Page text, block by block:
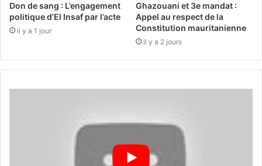
Don de sang : L’engagement
politique d’El Insaf par l’acte
il y a 1 jour
Ghazouani et 3e mandat :
Appel au respect de la
Constitution mauritanienne
il y a 2 jours